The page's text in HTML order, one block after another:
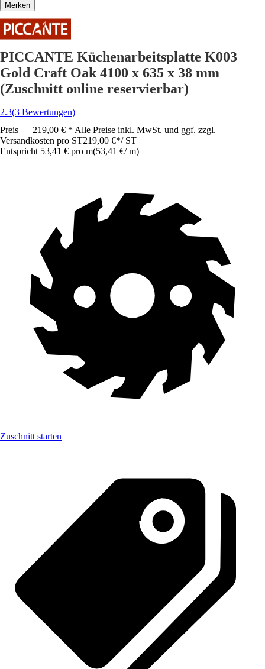
Merken
PICCANTE Küchenarbeitsplatte K003
Gold Craft Oak 4100 x 635 x 38 mm
(Zuschnitt online reservierbar)
2.3(3 Bewertungen)
Preis — 219,00 € * Alle Preise inkl. MwSt. und ggf. zzgl.
Versandkosten pro ST219,00 €*/ ST
Entspricht 53,41 € pro m(53,41 €/ m)
Zuschnitt starten